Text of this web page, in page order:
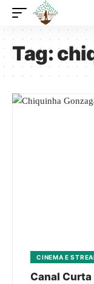
Tag:
CINEMA E
Canal